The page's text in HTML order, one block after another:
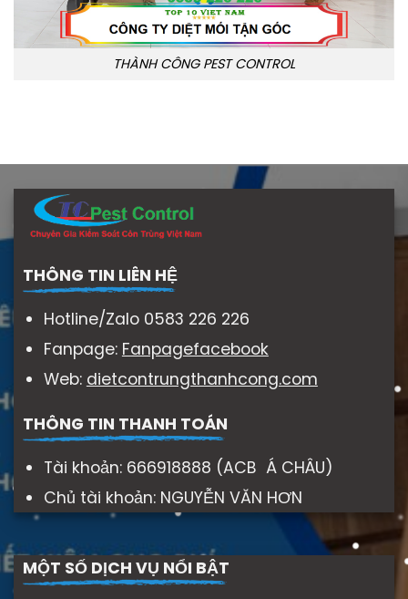
THÀNH CÔNG PEST CONTROL
THÔNG TIN LIÊN HỆ
Hotline/Zalo 0583 226 226
Fanpage: Fanpagefacebook
Web: dietcontrungthanhcong.com
THÔNG TIN THANH TOÁN
Tài khoản: 666918888 (ACB Á CHÂU)
Chủ tài khoản: NGUYỄN VĂN HƠN
MỘT SỐ DỊCH VỤ NỔI BẬT